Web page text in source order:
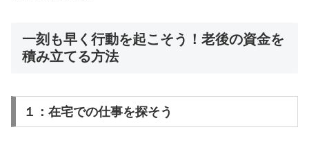
一刻も早く行動を起こそう！老後の資金を
積み立てる方法
１：在宅での仕事を探そう